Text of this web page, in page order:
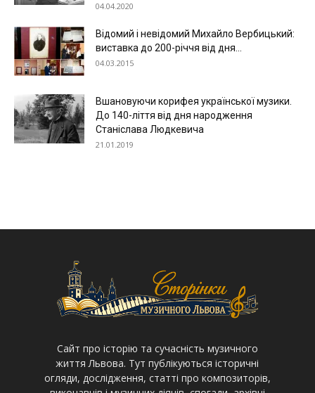
04.04.2020
Відомий і невідомий Михайло Вербицький:
виставка до 200-річчя від дня...
04.03.2015
Вшановуючи корифея української музики.
До 140-ліття від дня народження
Станіслава Людкевича
21.01.2019
Cайт про історію та сучасність музичного
життя Львова. Тут публікуються історичні
огляди, дослідження, статті про композиторів,